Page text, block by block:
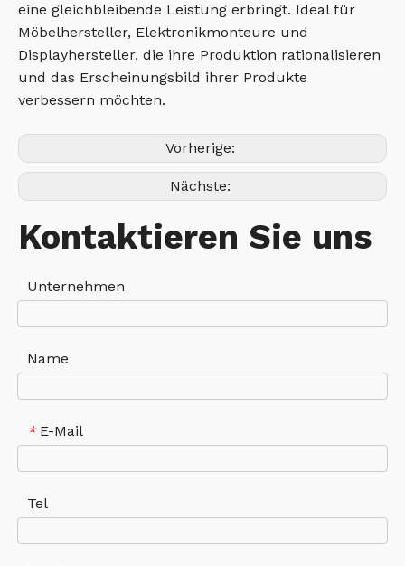
eine gleichbleibende Leistung erbringt. Ideal für
Möbelhersteller, Elektronikmonteure und
Displayhersteller, die ihre Produktion rationalisieren
und das Erscheinungsbild ihrer Produkte
verbessern möchten.
Vorherige:
Nächste:
Kontaktieren Sie uns
Unternehmen
Name
* E-Mail
Tel